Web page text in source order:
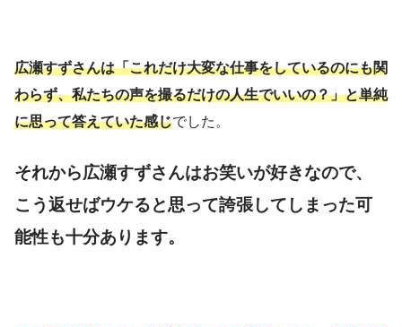
広瀬すずさんは「これだけ大変な仕事をしているのにも関
わらず、私たちの声を撮るだけの人生でいいの？」と単純
に思って答えていた感じでした。
それから広瀬すずさんはお笑いが好きなので、
こう返せばウケると思って誇張してしまった可
能性も十分あります。